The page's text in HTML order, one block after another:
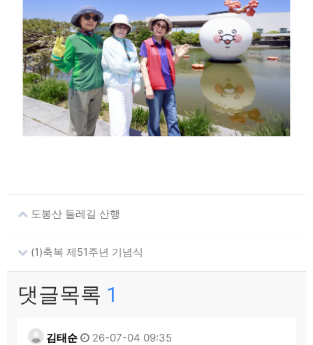
도봉산 둘레길 산행
(1)축복 제51주년 기념식
댓글목록 1
김태순 26-07-04 09:35